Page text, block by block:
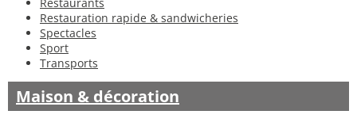
Restauration rapide & sandwicheries
Spectacles
Sport
Transports
Maison & décoration